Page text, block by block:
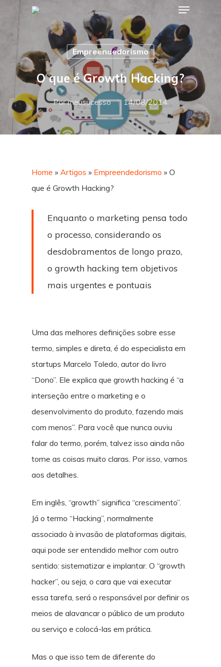
Hit enter to search or ESC to close
Empreendedorismo
O que é Growth Hacking?
Pormeusucesso 14/08/2014
Home » Artigos » Empreendedorismo » O
que é Growth Hacking?
Enquanto o marketing pensa todo
o processo, considerando os
desdobramentos de longo prazo,
o growth hacking tem objetivos
mais urgentes e pontuais
Uma das melhores definições sobre esse
termo, simples e direta, é do especialista em
startups Marcelo Toledo, autor do livro
“Dono”. Ele explica que growth hacking é “a
interseção entre o marketing e o
desenvolvimento do produto, fazendo mais
com menos”. Para você que nunca ouviu
falar do termo, porém, talvez isso ainda não
torne as coisas muito claras. Por isso, vamos
aos detalhes.
Em inglês, “growth” significa “crescimento”.
Já o termo “Hacking”, normalmente
associado à invasão de plataformas digitais,
aqui pode ser entendido melhor com outro
sentido: sistematizar e implantar. O “growth
hacker”, ou seja, o cara que vai executar
essa tarefa, será o responsável por definir os
meios de alavancar o público de um produto
ou serviço e colocá-las em prática.
Mas o que isso tem de diferente do